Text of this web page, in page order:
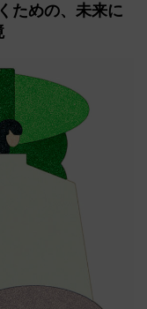
ための、未来に